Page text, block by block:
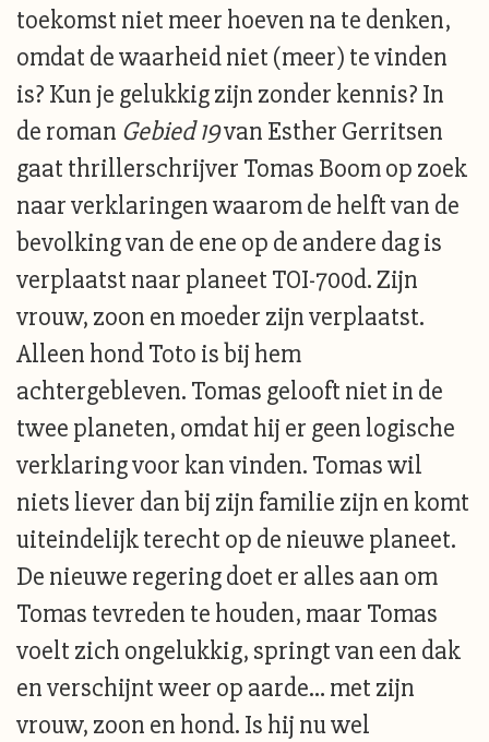
toekomst niet meer hoeven na te denken,
omdat de waarheid niet (meer) te vinden
is? Kun je gelukkig zijn zonder kennis? In
de roman Gebied 19van Esther Gerritsen
gaat thrillerschrijver Tomas Boom op zoek
naar verklaringen waarom de helft van de
bevolking van de ene op de andere dag is
verplaatst naar planeet TOI-700d. Zijn
vrouw, zoon en moeder zijn verplaatst.
Alleen hond Toto is bij hem
achtergebleven. Tomas gelooft niet in de
twee planeten, omdat hij er geen logische
verklaring voor kan vinden. Tomas wil
niets liever dan bij zijn familie zijn en komt
uiteindelijk terecht op de nieuwe planeet.
De nieuwe regering doet er alles aan om
Tomas tevreden te houden, maar Tomas
voelt zich ongelukkig, springt van een dak
en verschijnt weer op aarde… met zijn
vrouw, zoon en hond. Is hij nu wel